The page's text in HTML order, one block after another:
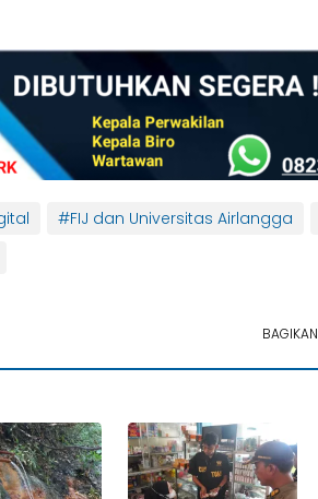
#FIJ dan Universitas Airlangga
BAGIKAN